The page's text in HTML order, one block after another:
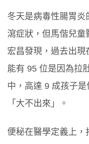
冬天是病毒性腸胃
瀉症狀，但馬偕兒
宏昌發現，過去出
能有 95 位是因為拉
中，高達 9 成孩子
「大不出來」。
便秘在醫學定義上，